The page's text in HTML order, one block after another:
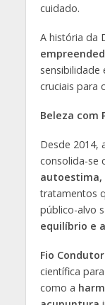
cuidado.
A história da
sensibilidade
cruciais para
Beleza com
Desde 2014,
consolida-se
autoestima,
tratamentos
público-alvo
equilíbrio e
Fio
científica
como a